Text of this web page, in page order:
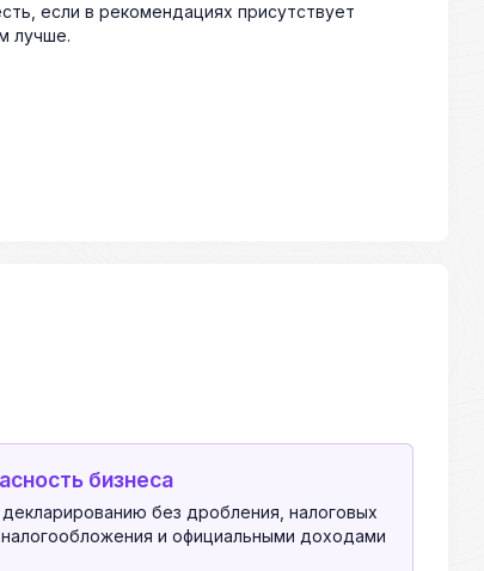
если в рекомендациях присутствует
лучше.
бизнеса
без дробления, налоговых
и официальными доходами